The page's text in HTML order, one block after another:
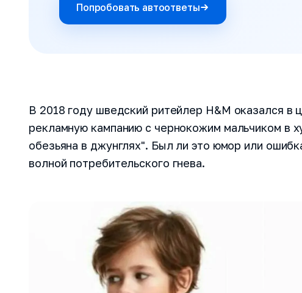
Попробовать автоответы
В 2018 году шведский ритейлер H&M оказался в
рекламную кампанию с чернокожим мальчиком в
обезьяна в джунглях". Был ли это юмор или
волной потребительского гнева.